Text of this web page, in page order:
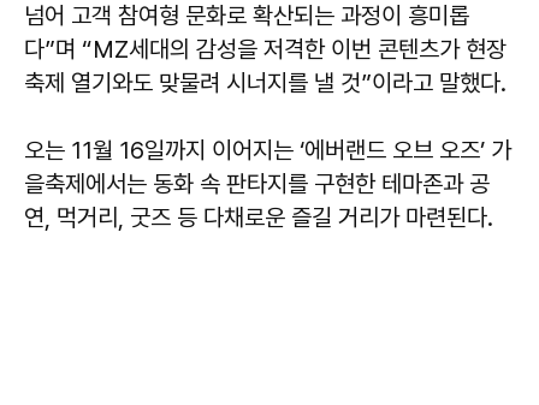
넘어 고객 참여형 문화로 확산되는 과정이 흥미롭
다”며 “MZ세대의 감성을 저격한 이번 콘텐츠가 현장
축제 열기와도 맞물려 시너지를 낼 것”이라고 말했다.
오는 11월 16일까지 이어지는 ‘에버랜드 오브 오즈’ 가
을축제에서는 동화 속 판타지를 구현한 테마존과 공
연, 먹거리, 굿즈 등 다채로운 즐길 거리가 마련된다.